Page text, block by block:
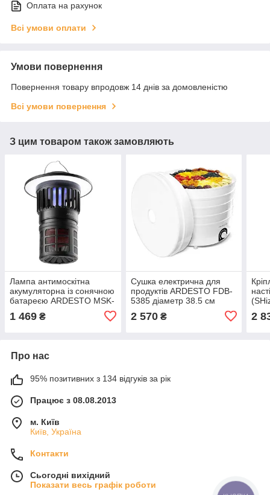
Оплата на рахунок
Всі умови оплати
Умови повернення
Повернення товару впродовж 14 днів за домовленістю
Всі умови повернення
З цим товаром також замовляють
Лампа антимоскітна
акумуляторна із сонячною
батареєю ARDESTO MSK-
SB3555 Black (SHiz15504)
1 469 ₴
Сушка електрична для
продуктів ARDESTO FDB-
5385 діаметр 38.5 см
520Вт White (SHiz15496)
2 570₴ 2
Про нас
95% позитивних з 134 відгуків за рік
Працює з 08.08.2013
м. Київ
Київ, Україна
Контакти
Сьогодні вихідний
Показати весь графік роботи